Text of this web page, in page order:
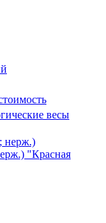
весы
"Красная